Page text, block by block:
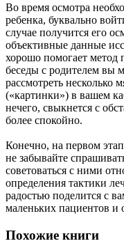
Во время осмотра
ребенка, буквально
случае получится его
объективные данные
хорошо помогает метод
беседы с родителем вы
рассмотреть несколько
(«картинки») в вашем
нечего, свыкнется с
более спокойно.
Конечно, на первом
не забывайте
советоваться с ними
определения тактики
радостью поделится с
маленьких пациентов и
Похожие книги